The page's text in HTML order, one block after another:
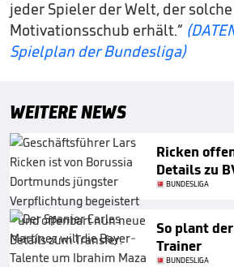
jeder Spieler der Welt, der
Motivationsschub erhält.“
Spielplan der Bundesliga)
WEITERE NEWS
Ricken
Details zu
BUNDESLIGA
So plant
Trainer
BUNDESLIGA